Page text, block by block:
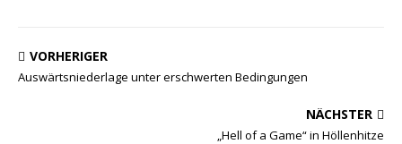
VORHERIGER
Auswärtsniederlage unter erschwerten Bedingungen
NÄCHSTER
„Hell of a Game“ in Höllenhitze